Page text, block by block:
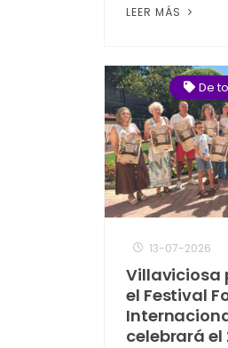
LEER MÁS
De
13-07-2026
Villaviciosa
el Festival
celebrará el